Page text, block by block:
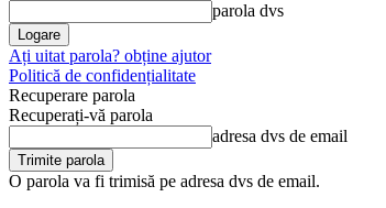
parola dvs
Ați uitat parola? obține ajutor
Politică de confidențialitate
Recuperare parola
Recuperați-vă parola
adresa dvs de email
O parola va fi trimisă pe adresa dvs de email.